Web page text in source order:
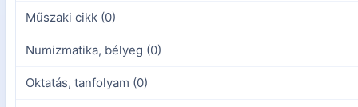
Műszaki cikk (0)
Numizmatika, bélyeg (0)
Oktatás, tanfolyam (0)